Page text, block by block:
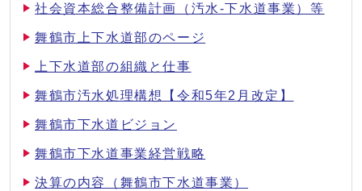
社会資本総合整備計画（汚水-下水道事業）等
舞鶴市上下水道部のページ
上下水道部の組織と仕事
舞鶴市汚水処理構想【令和5年2月改定】
舞鶴市下水道ビジョン
舞鶴市下水道事業経営戦略
決算の内容（舞鶴市下水道事業）